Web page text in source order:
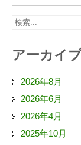
アーカイ
2026年8月
2026年6月
2026年4月
2025年10月